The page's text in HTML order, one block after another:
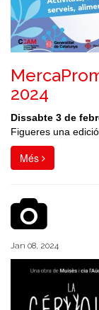
2024
Dissabte 3 de
Figueres una
Més
Jan 08, 2024